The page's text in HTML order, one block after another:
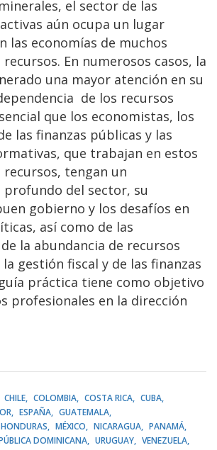
el sector de las
aún ocupa un lugar
las economías de muchos
En numerosos casos, la
una mayor atención en su
de los recursos
que los economistas, los
las finanzas públicas y las
que trabajan en estos
recursos, tengan un
del sector, su
gobierno y los desafíos en
así como de las
la abundancia de recursos
gestión fiscal y de las finanzas
práctica tiene como objetivo
profesionales en la dirección
CHILE COLOMBIA COSTA RICA
CUBA
ESPAÑA
GUATEMALA
HONDURAS MÉXICO NICARAGUA
PANAMÁ
DOMINICANA URUGUAY
VENEZUELA